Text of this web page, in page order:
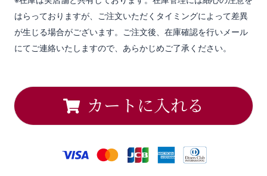
はらっておりますが、ご注文いただくタイミングによって差異
が生じる場合がございます。ご注文後、在庫確認を行いメール
にてご連絡いたしますので、あらかじめご了承ください。
カートに入れる